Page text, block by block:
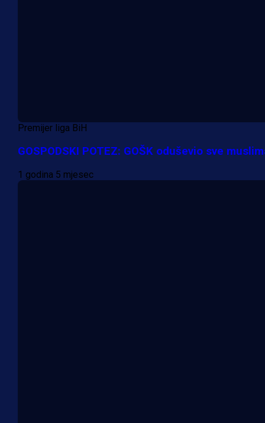
Premijer liga BiH
GOSPODSKI POTEZ: GOŠK oduševio sve
1 godina 5 mjesec